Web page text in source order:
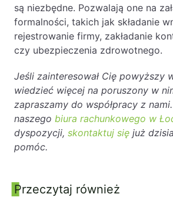
są niezbędne. Pozwalają one na
formalności, takich jak składanie
rejestrowanie firmy, zakładanie
czy ubezpieczenia zdrowotnego.
Jeśli zainteresował Cię powyższy
wiedzieć więcej na poruszony w
zapraszamy do współpracy z
naszego biura rachunkowego w
dyspozycji, skontaktuj się już
pomóc.
Panel boczny
Przeczytaj również